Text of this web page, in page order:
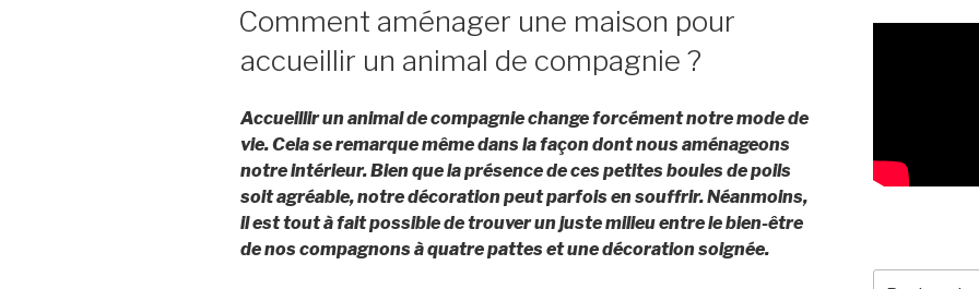
Comment aménager une maison pour
accueillir un animal de compagnie ?
Accueillir un animal de compagnie change forcément notre mode de
vie. Cela se remarque même dans la façon dont nous aménageons
notre intérieur. Bien que la présence de ces petites boules de poils
soit agréable, notre décoration peut parfois en souffrir. Néanmoins,
il est tout à fait possible de trouver un juste milieu entre le bien-être
de nos compagnons à quatre pattes et une décoration soignée.